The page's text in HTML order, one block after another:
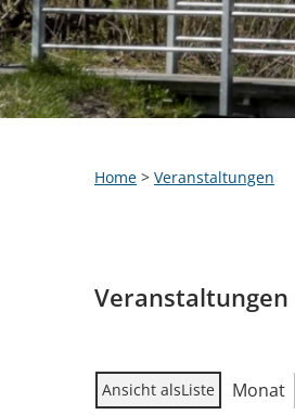
Home > Veranstaltungen
Veranstaltungen
Ansicht alsListe Monat